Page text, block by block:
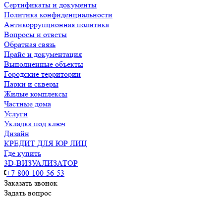
Сертификаты и документы
Политика конфиденциальности
Антикоррупционная политика
Вопросы и ответы
Обратная связь
Прайс и документация
Выполненные объекты
Городские территории
Парки и скверы
Жилые комплексы
Частные дома
Услуги
Укладка под ключ
Дизайн
КРЕДИТ ДЛЯ ЮР ЛИЦ
Где купить
3D-ВИЗУАЛИЗАТОР
+7-800-100-56-53
Заказать звонок
Задать вопрос